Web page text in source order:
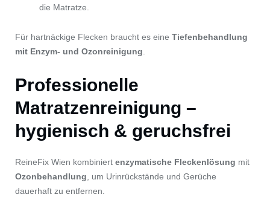
die Matratze.
Für hartnäckige Flecken braucht es eine Tiefenbehandlung
mit Enzym- und Ozonreinigung
Professionelle
Matratzenreinigung –
hygienisch & geruchsfrei
ReineFix Wien kombiniert enzymatische Fleckenlösung mit
Ozonbehandlung , um Urinrückstände und Gerüche
dauerhaft zu entfernen.